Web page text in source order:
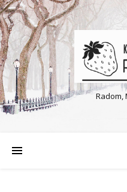
Radom,